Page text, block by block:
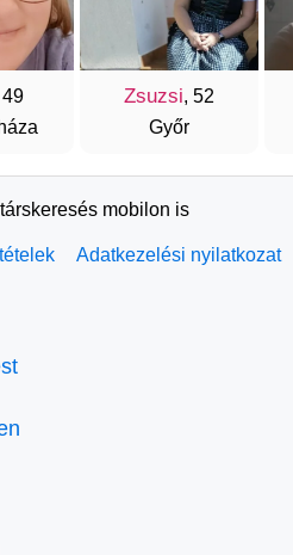
Zsuzsi, 52
Győr
mobilon is
Adatkezelési nyilatkozat